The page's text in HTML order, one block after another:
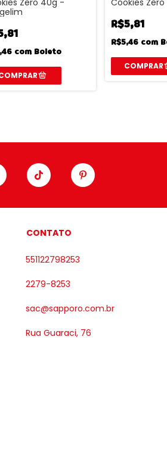
Zero 40g -
com Boleto
Cookies
R$5,81
R$5,46 com
CONTATO
551122798253
2279-8253
sac@sapporo.com.br
Rua Guaraci, 76